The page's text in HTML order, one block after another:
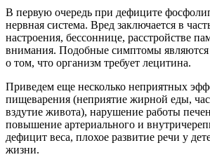
В первую очередь при дефиците
нервная система. Вред заключается в
настроения, бессоннице, расстройстве
внимания. Подобные симптомы
о том, что организм требует лецитина.
Приведем еще несколько неприятных
пищеварения (неприятие жирной еды,
вздутие живота), нарушение работы
повышение артериального и
дефицит веса, плохое развитие речи у
жизни.